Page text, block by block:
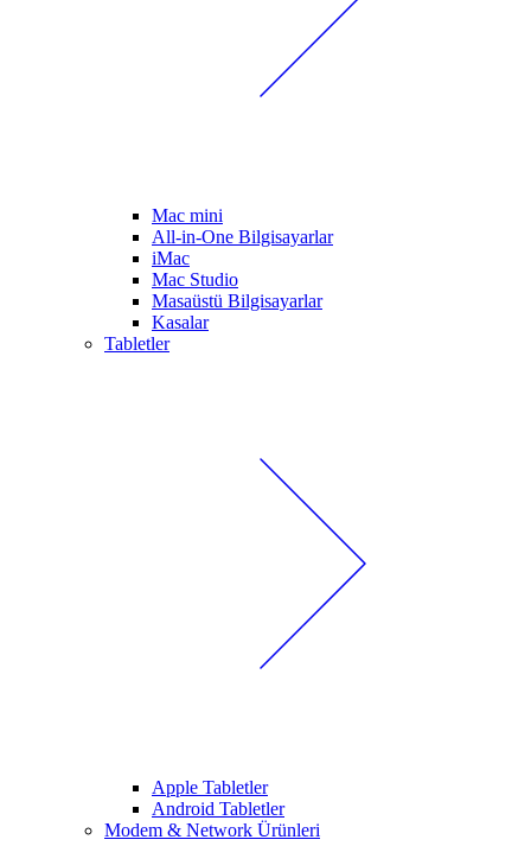
Mac mini
All-in-One Bilgisayarlar
iMac
Mac Studio
Masaüstü Bilgisayarlar
Kasalar
Tabletler
Apple Tabletler
Android Tabletler
Modem & Network Ürünleri